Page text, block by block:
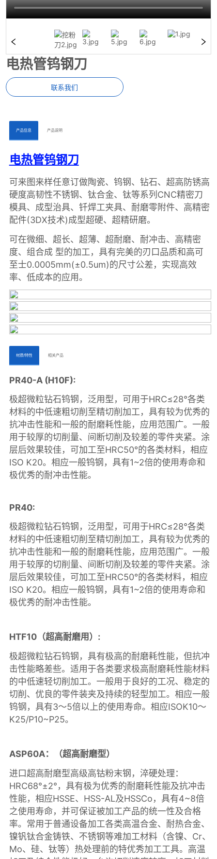
电热管钨钢刀
联系我们
ㅤㅤ产品信息ㅤㅤ ㅤㅤ产品说明ㅤㅤ
ㅤㅤ材质/特性ㅤㅤ ㅤㅤ相关产品ㅤㅤㅤ